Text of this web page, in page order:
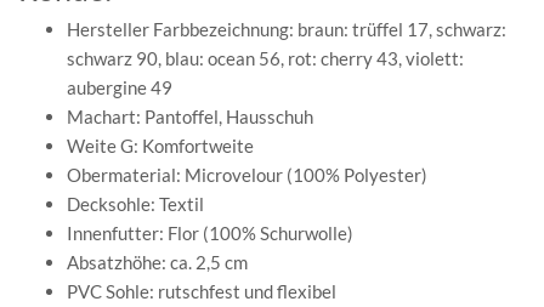
Hersteller Farbbezeichnung: braun: trüffel 17, schwarz:
schwarz 90, blau: ocean 56, rot: cherry 43, violett:
aubergine 49
Machart: Pantoffel, Hausschuh
Weite G: Komfortweite
Obermaterial: Microvelour (100% Polyester)
Decksohle: Textil
Innenfutter: Flor (100% Schurwolle)
Absatzhöhe: ca. 2,5 cm
PVC Sohle: rutschfest und flexibel